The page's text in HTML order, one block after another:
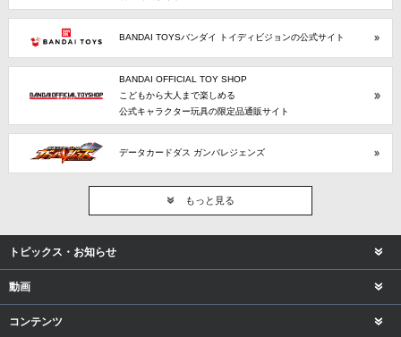
BANDAI TOYSバンダイ トイディビジョンの公式サイト
BANDAI OFFICIAL TOY SHOP
こどもから大人まで楽しめる
公式キャラクター玩具の限定品通販サイト
データカードダス ガンバレジェンズ
もっと見る
トピックス・お知らせ
動画
コンテンツ